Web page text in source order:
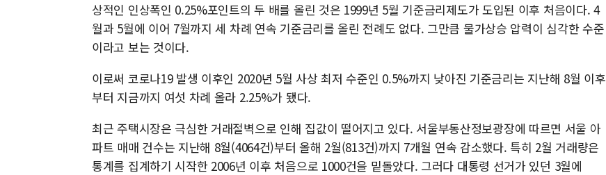
상적인 인상폭인 0.25%포인트의 두 배를 올린 것은 1999년 5월 기준금리제도가 도입된 이후 처음이다. 4
월과 5월에 이어 7월까지 세 차례 연속 기준금리를 올린 전례도 없다. 그만큼 물가상승 압력이 심각한 수준
이라고 보는 것이다.
이로써 코로나19 발생 이후인 2020년 5월 사상 최저 수준인 0.5%까지 낮아진 기준금리는 지난해 8월 이후
부터 지금까지 여섯 차례 올라 2.25%가 됐다.
최근 주택시장은 극심한 거래절벽으로 인해 집값이 떨어지고 있다. 서울부동산정보광장에 따르면 서울 아
파트 매매 건수는 지난해 8월(4064건)부터 올해 2월(813건)까지 7개월 연속 감소했다. 특히 2월 거래량은
통계를 집계하기 시작한 2006년 이후 처음으로 1000건을 밑돌았다. 그러다 대통령 선거가 있던 3월에